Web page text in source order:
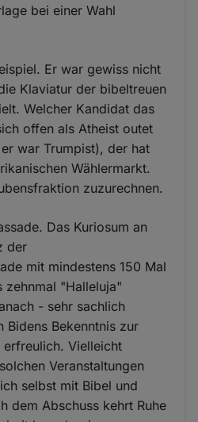
bei einer Wahl
Er war gewiss nicht
Klaviatur der bibeltreuen
Welcher Kandidat das
offen als Atheist outet
war Trumpist), der hat
Wählermarkt.
zuzurechnen.
Das Kuriosum an
der
mit mindestens 150 Mal
zehnmal "Halleluja"
- sehr sachlich
Bidens Bekenntnis zur
Vielleicht
Veranstaltungen
selbst mit Bibel und
dem Abschuss kehrt Ruhe